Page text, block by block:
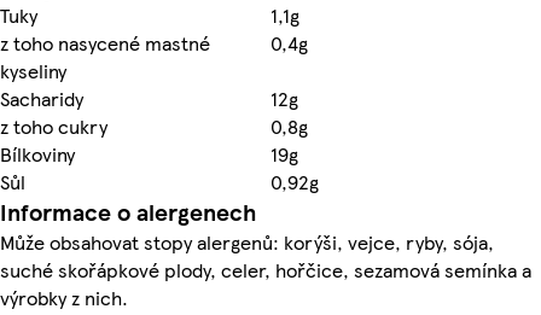
Tuky
1,1g
z toho nasycené mastné
kyseliny
0,4g
Sacharidy
12g
z toho cukry
0,8g
Bílkoviny
19g
Sůl
0,92g
Informace o alergenech
Může obsahovat stopy alergenů: korýši, vejce, ryby, sója,
suché skořápkové plody, celer, hořčice, sezamová semínka a
výrobky z nich.